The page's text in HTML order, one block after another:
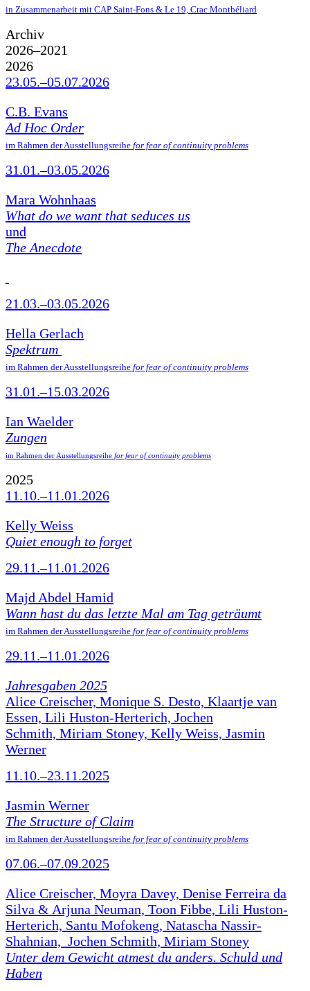
in Zusammenarbeit mit CAP Saint-Fons & Le 19, Crac Montbéliard
Archiv
2026–2021
2026
23.05.–05.07.2026
C.B. Evans
Ad Hoc Order
im Rahmen der Ausstellungsreihe for fear of continuity problems
31.01.–03.05.2026
Mara Wohnhaas
What do we want that seduces us
und
The Anecdote
21.03.–03.05.2026
Hella Gerlach
Spektrum
im Rahmen der Ausstellungsreihe for fear of continuity problems
31.01.–15.03.2026
Ian Waelder
Zungen
im Rahmen der Ausstellungsreihe for fear of continuity problems
2025
11.10.–11.01.2026
Kelly Weiss
Quiet enough to forget
29.11.–11.01.2026
Majd Abdel Hamid
Wann hast du das letzte Mal am Tag geträumt
im Rahmen der Ausstellungsreihe for fear of continuity problems
29.11.–11.01.2026
Jahresgaben 2025
Alice Creischer, Monique S. Desto, Klaartje van
Essen, Lili Huston-Herterich, Jochen
Schmith, Miriam Stoney, Kelly Weiss, Jasmin
Werner
11.10.–23.11.2025
Jasmin Werner
The Structure of Claim
im Rahmen der Ausstellungsreihe for fear of continuity problems
07.06.–07.09.2025
Alice Creischer, Moyra Davey, Denise Ferreira da
Silva & Arjuna Neuman, Toon Fibbe, Lili Huston-
Herterich, Santu Mofokeng, Natascha Nassir-
Shahnian, Jochen Schmith, Miriam Stoney
Unter dem Gewicht atmest du anders. Schuld und
Haben